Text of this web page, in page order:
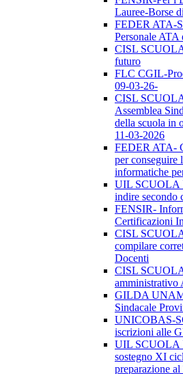
Lauree-Borse
FEDER ATA-
Personale
CISL
futuro
FLC CGIL-
09-03-26-
CISL
Assemblea
della scuola in
11-03-2026
FEDER ATA-
per conseguire
informatiche
UIL SCUOLA
indire secondo
FENSIR-
Certificazioni
CISL
compilare
Docenti
CISL
amministrativo
GILDA
Sindacale
UNICOBAS-
iscrizioni alle
UIL SCUOLA
sostegno XI
preparazione